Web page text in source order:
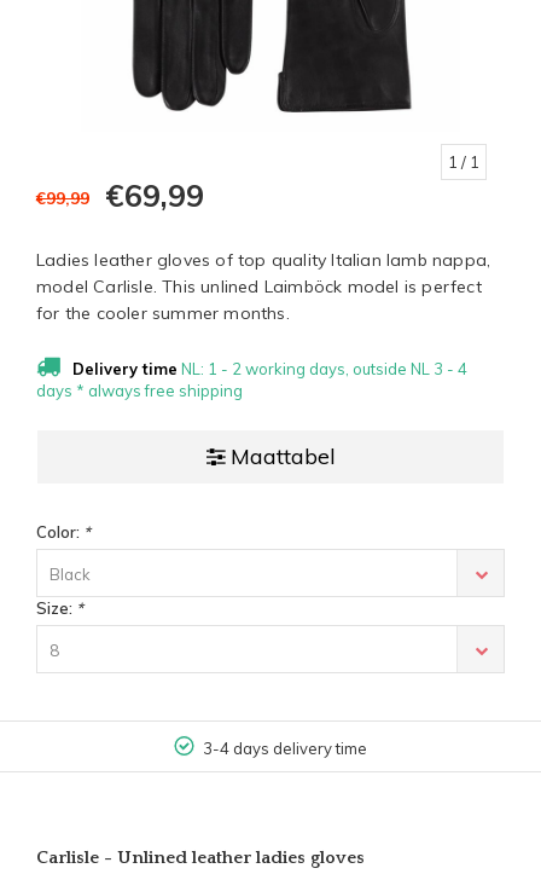
1 / 1
€99,99 €69,99
Ladies leather gloves of top quality Italian lamb nappa,
model Carlisle. This unlined Laimböck model is perfect
for the cooler summer months.
Delivery time NL: 1 - 2 working days, outside NL 3 - 4
days * always free shipping
Maattabel
Color: *
Black
Size: *
8
3-4 days delivery time
Carlisle - Unlined leather ladies gloves